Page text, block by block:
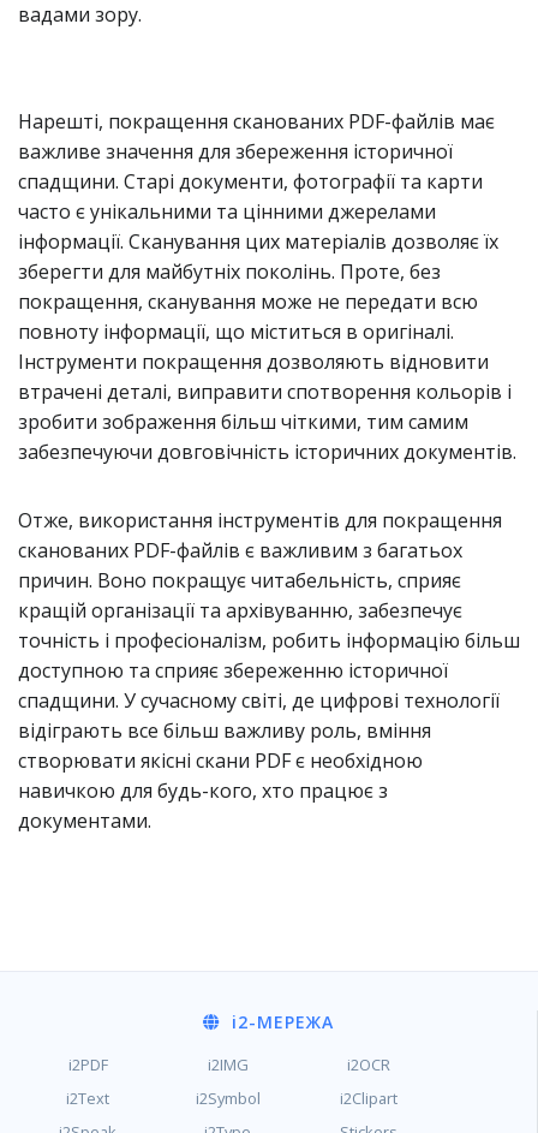
вадами зору.
Нарешті, покращення сканованих PDF-файлів має
важливе значення для збереження історичної
спадщини. Старі документи, фотографії та карти
часто є унікальними та цінними джерелами
інформації. Сканування цих матеріалів дозволяє їх
зберегти для майбутніх поколінь. Проте, без
покращення, сканування може не передати всю
повноту інформації, що міститься в оригіналі.
Інструменти покращення дозволяють відновити
втрачені деталі, виправити спотворення кольорів і
зробити зображення більш чіткими, тим самим
забезпечуючи довговічність історичних документів.
Отже, використання інструментів для покращення
сканованих PDF-файлів є важливим з багатьох
причин. Воно покращує читабельність, сприяє
кращій організації та архівуванню, забезпечує
точність і професіоналізм, робить інформацію більш
доступною та сприяє збереженню історичної
спадщини. У сучасному світі, де цифрові технології
відіграють все більш важливу роль, вміння
створювати якісні скани PDF є необхідною
навичкою для будь-кого, хто працює з
документами.
i2-МЕРЕЖА
i2PDF i2IMG
i2OCR
i2Text
i2Symbol
i2Clipart